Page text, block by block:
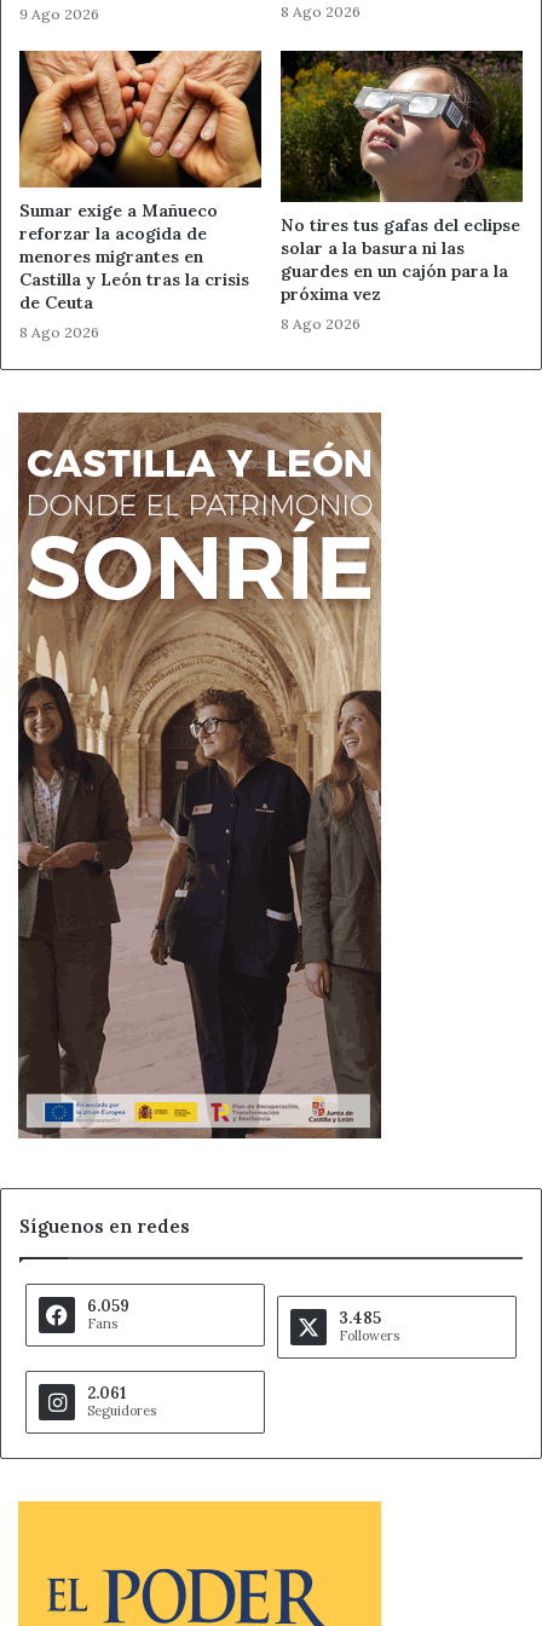
era Trump no se escribe en los tratados bilaterales
resistir el pulso del miedo en el momento de máxima
audiencia. España ha salvado los muebles comerciales y su
estatus en el tablero atlántico, pero el coste de esa
redención de última hora es una factura que los
ciudadanos españoles tardarán en conocer al detalle.
Air Force One declaraciones
cumbre OTAN 2026
gasto defensa España Pedro Sánchez
relaciones comerciales España EEUU
Trump España OTAN
9 Ago 2026 8 Ago 2026
Sumar exige a Mañueco
reforzar la acogida de
menores migrantes en
Castilla y León tras la crisis
de Ceuta
8 Ago 2026
No tires tus gafas del eclipse
solar a la basura ni las
guardes en un cajón para la
próxima vez
8 Ago 2026
Síguenos en redes
6.059
Fans 3.485
Followers
2.061
Seguidores